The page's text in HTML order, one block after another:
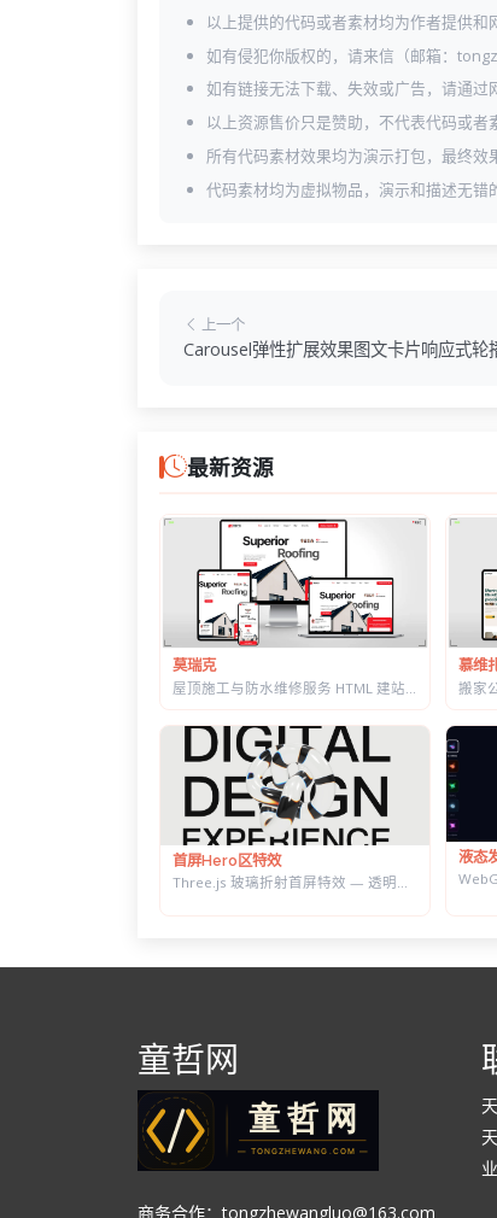
以上提供的代码或者素材均为作者提供和
如有侵犯你版权的，请来信（邮箱：
如有链接无法下载、失效或广告，请通过
以上资源售价只是赞助，不代表代码或者
所有代码素材效果均为演示打包，最终效
代码素材均为虚拟物品，演示和描述无错
上一个
Carousel弹性扩展效果图文卡片响应式轮
最新资源
莫瑞克
慕维
首屏Hero区特效
Three.js 玻璃折射首屏特效 — 透明扭结体扭曲大标题，随鼠标转动
液态
童哲网
商务合作：tongzhewangluo@163.com